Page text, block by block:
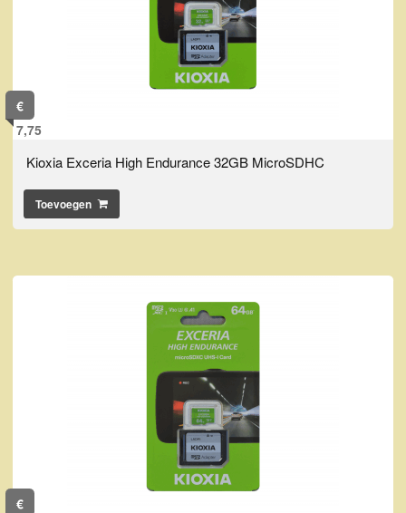
€
7,75
Kioxia Exceria High Endurance 32GB MicroSDHC
Toevoegen
€